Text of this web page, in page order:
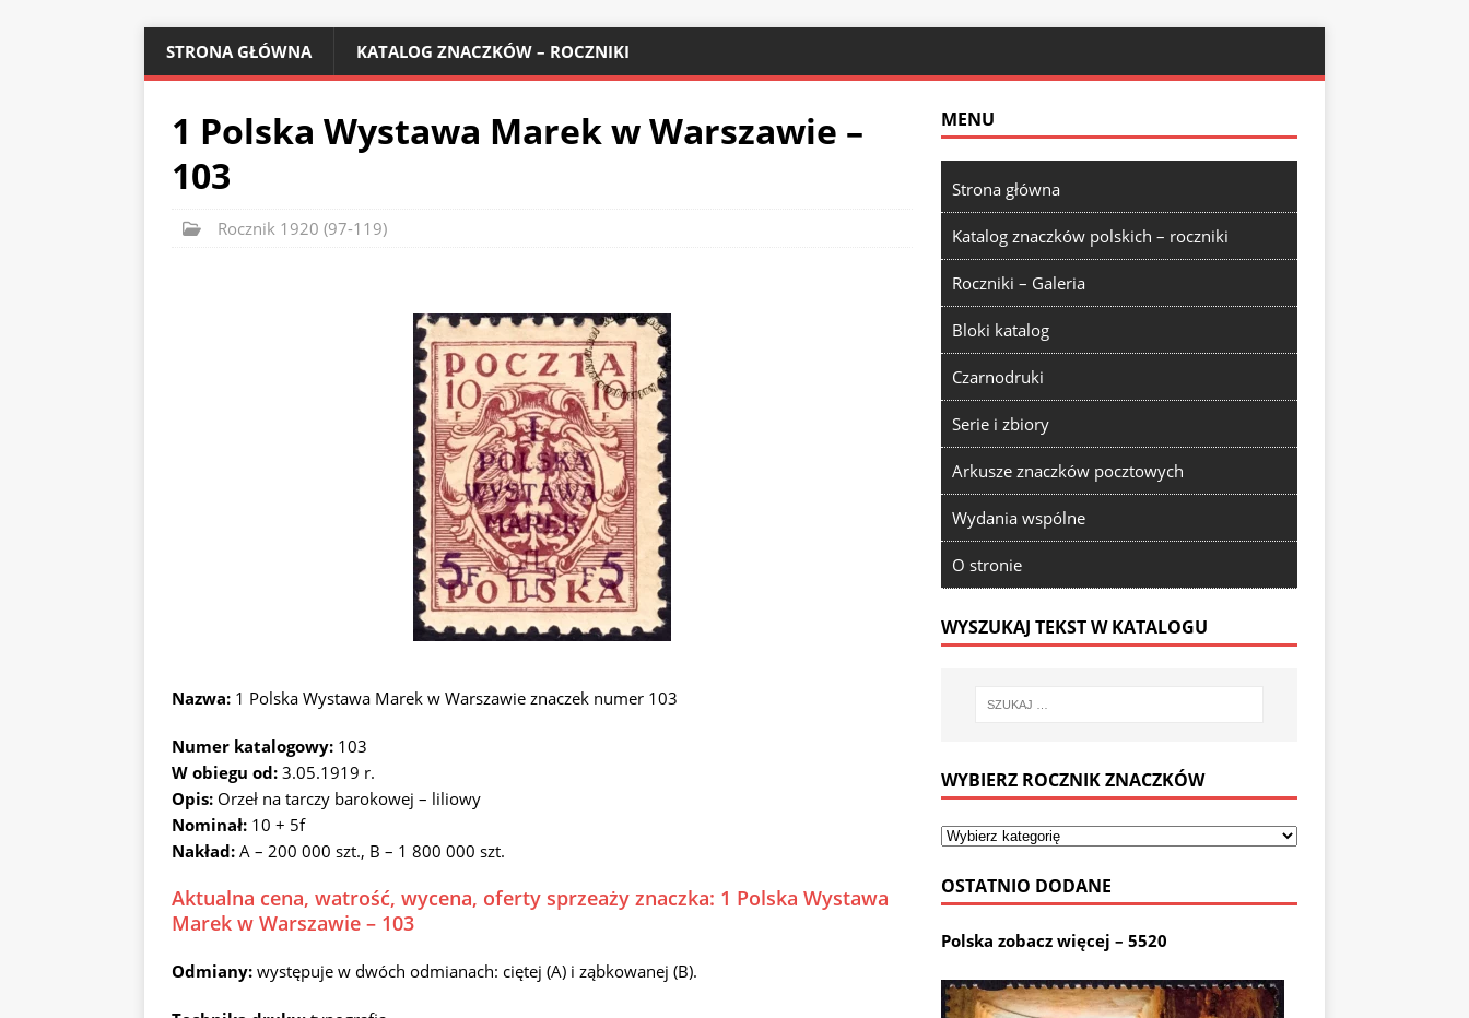
STRONA GŁÓWNA KATALOG ZNACZKÓW – ROCZNIKI
1 Polska Wystawa Marek w Warszawie –
103
Rocznik 1920 (97-119)
Nazwa: 1 Polska Wystawa Marek w Warszawie znaczek numer 103
Numer katalogowy: 103
W obiegu od: 3.05.1919 r.
Opis: Orzeł na tarczy barokowej – liliowy
Nominał: 10 + 5f
Nakład: A – 200 000 szt., B – 1 800 000 szt.
Aktualna cena, watrość, wycena, oferty sprzeaży znaczka: 1 Polska Wystawa
Marek w Warszawie – 103
Odmiany: występuje w dwóch odmianach: ciętej (A) i ząbkowanej (B).
MENU
Strona główna
Katalog znaczków polskich – roczniki
Roczniki – Galeria
Bloki katalog
Czarnodruki
Serie i zbiory
Arkusze znaczków pocztowych
Wydania wspólne
O stronie
WYSZUKAJ TEKST W KATALOGU
WYBIERZ ROCZNIK ZNACZKÓW
OSTATNIO DODANE
Polska zobacz więcej – 5520